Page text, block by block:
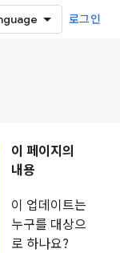
로그인
이 페이지의
내용
이 업데이트는
누구를 대상으
로 하나요?